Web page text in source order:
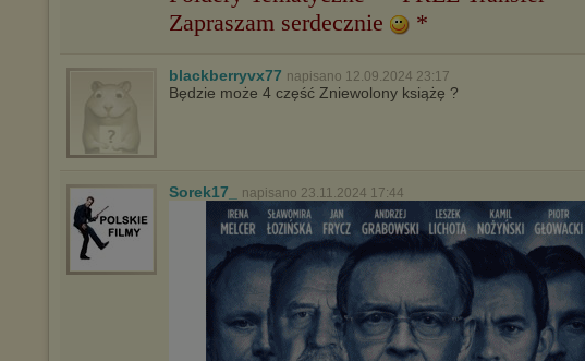
Zapraszam serdecznie
*
blackberryvx77 napisano 12.09.2024 23:17
Będzie może 4 część Zniewolony książę ?
Sorek17_ napisano 23.11.2024 17:44